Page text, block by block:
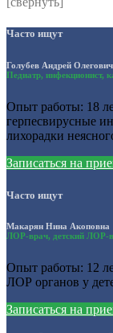
Часто ищут
Голубев Андрей Олегович
Педиатр, инфекционист,
Опыт работы: 18
герпесвирусные
лихорадки
Записаться на
Часто ищут
Макарян Нина Акоповна
ЛОР-врач, детский ЛОР-
Опыт работы: 12
ЛОР органов у
Записаться на